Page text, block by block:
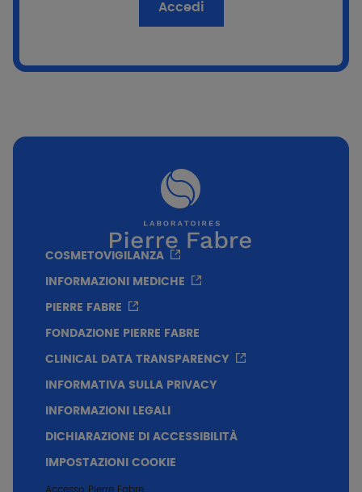
Per chi?
Formato
400ml
Accedi
COSMETOVIGILANZA
INFORMAZIONI MEDICHE
PIERRE FABRE
FONDAZIONE PIERRE FABRE
CLINICAL DATA TRANSPARENCY
INFORMATIVA SULLA PRIVACY
INFORMAZIONI LEGALI
DICHIARAZIONE DI ACCESSIBILITÀ
IMPOSTAZIONI COOKIE
Accesso Pierre Fabre